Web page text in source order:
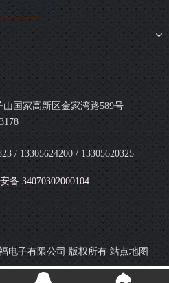
国家高新区金家湾路589号
/ 13305624200 / 13305620325
备 34070302000104
电子有限公司 版权所有 站点地图